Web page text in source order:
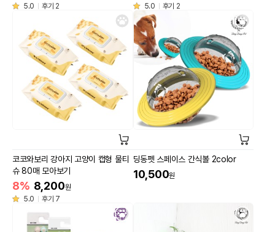
5.0
후기 2
5.0
후기 2
코코와보리 강아지 고양이 캡형 물티
슈 80매 모아보기
8% 8,200원
5.0
후기 7
딩동펫 스페이스 간식볼 2color
10,500원